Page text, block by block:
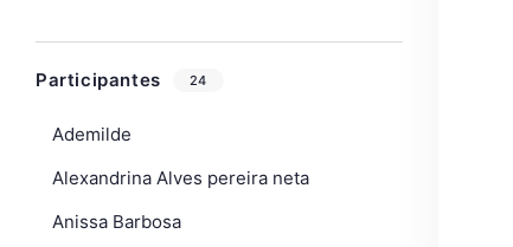
Participantes 24
Ademilde
Alexandrina Alves pereira neta
Anissa Barbosa